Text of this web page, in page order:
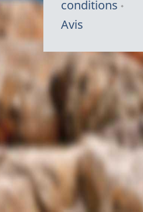
conditions
Avis